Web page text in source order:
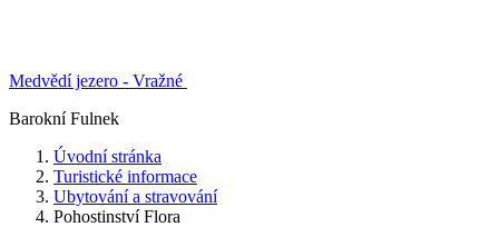
Medvědí jezero - Vražné
Barokní Fulnek
Úvodní stránka
Turistické informace
Ubytování a stravování
Pohostinství Flora